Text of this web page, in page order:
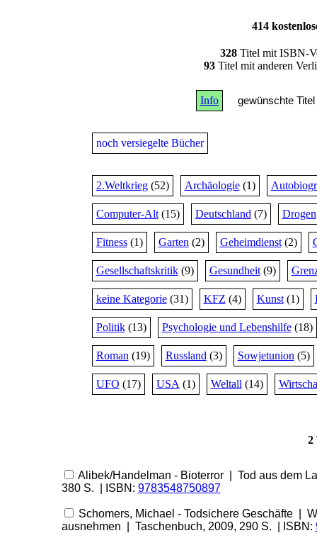
414
328 Titel mit ISBN-
93Titel mit anderen
Info gewünschte
noch versiegelte Bücher
2.Weltkrieg(52) Archäologie(1)
Computer-Alt(15) Deutschland (7) Drogen
Fitness(1) Garten (2) Geheimdienst(2)
Gesellschaftskritik(9) Gesundheit(9)
keine Kategorie(31) KFZ (4) Kunst(1)
Politik(13) Psychologie und Lebenshilfe(18)
Roman (19) Russland (3) Sowjetunion (5)
UFO (17) USA (1) Weltall (14)
2
Alibek/Handelman - Bioterror | Tod aus dem
380 S. | ISBN: 9783548750897
Schomers, Michael - Todsichere Geschäfte |
ausnehmen | Taschenbuch, 2009, 290 S. | ISBN: